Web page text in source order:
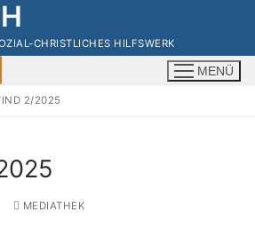
CHRISTLICHES HILFSWERK
MENÜ
2/2025
MEDIATHEK